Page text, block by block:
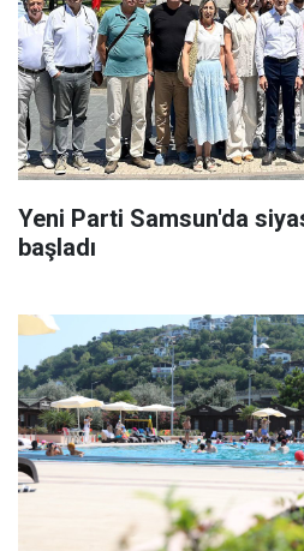
Yeni Parti Samsun'da
başladı